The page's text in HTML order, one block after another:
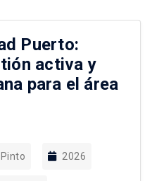
Puerto:
activa y
para el área
2026